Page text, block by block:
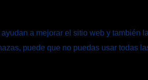
a mejorar el sitio web y también
puede que no puedas usar todas